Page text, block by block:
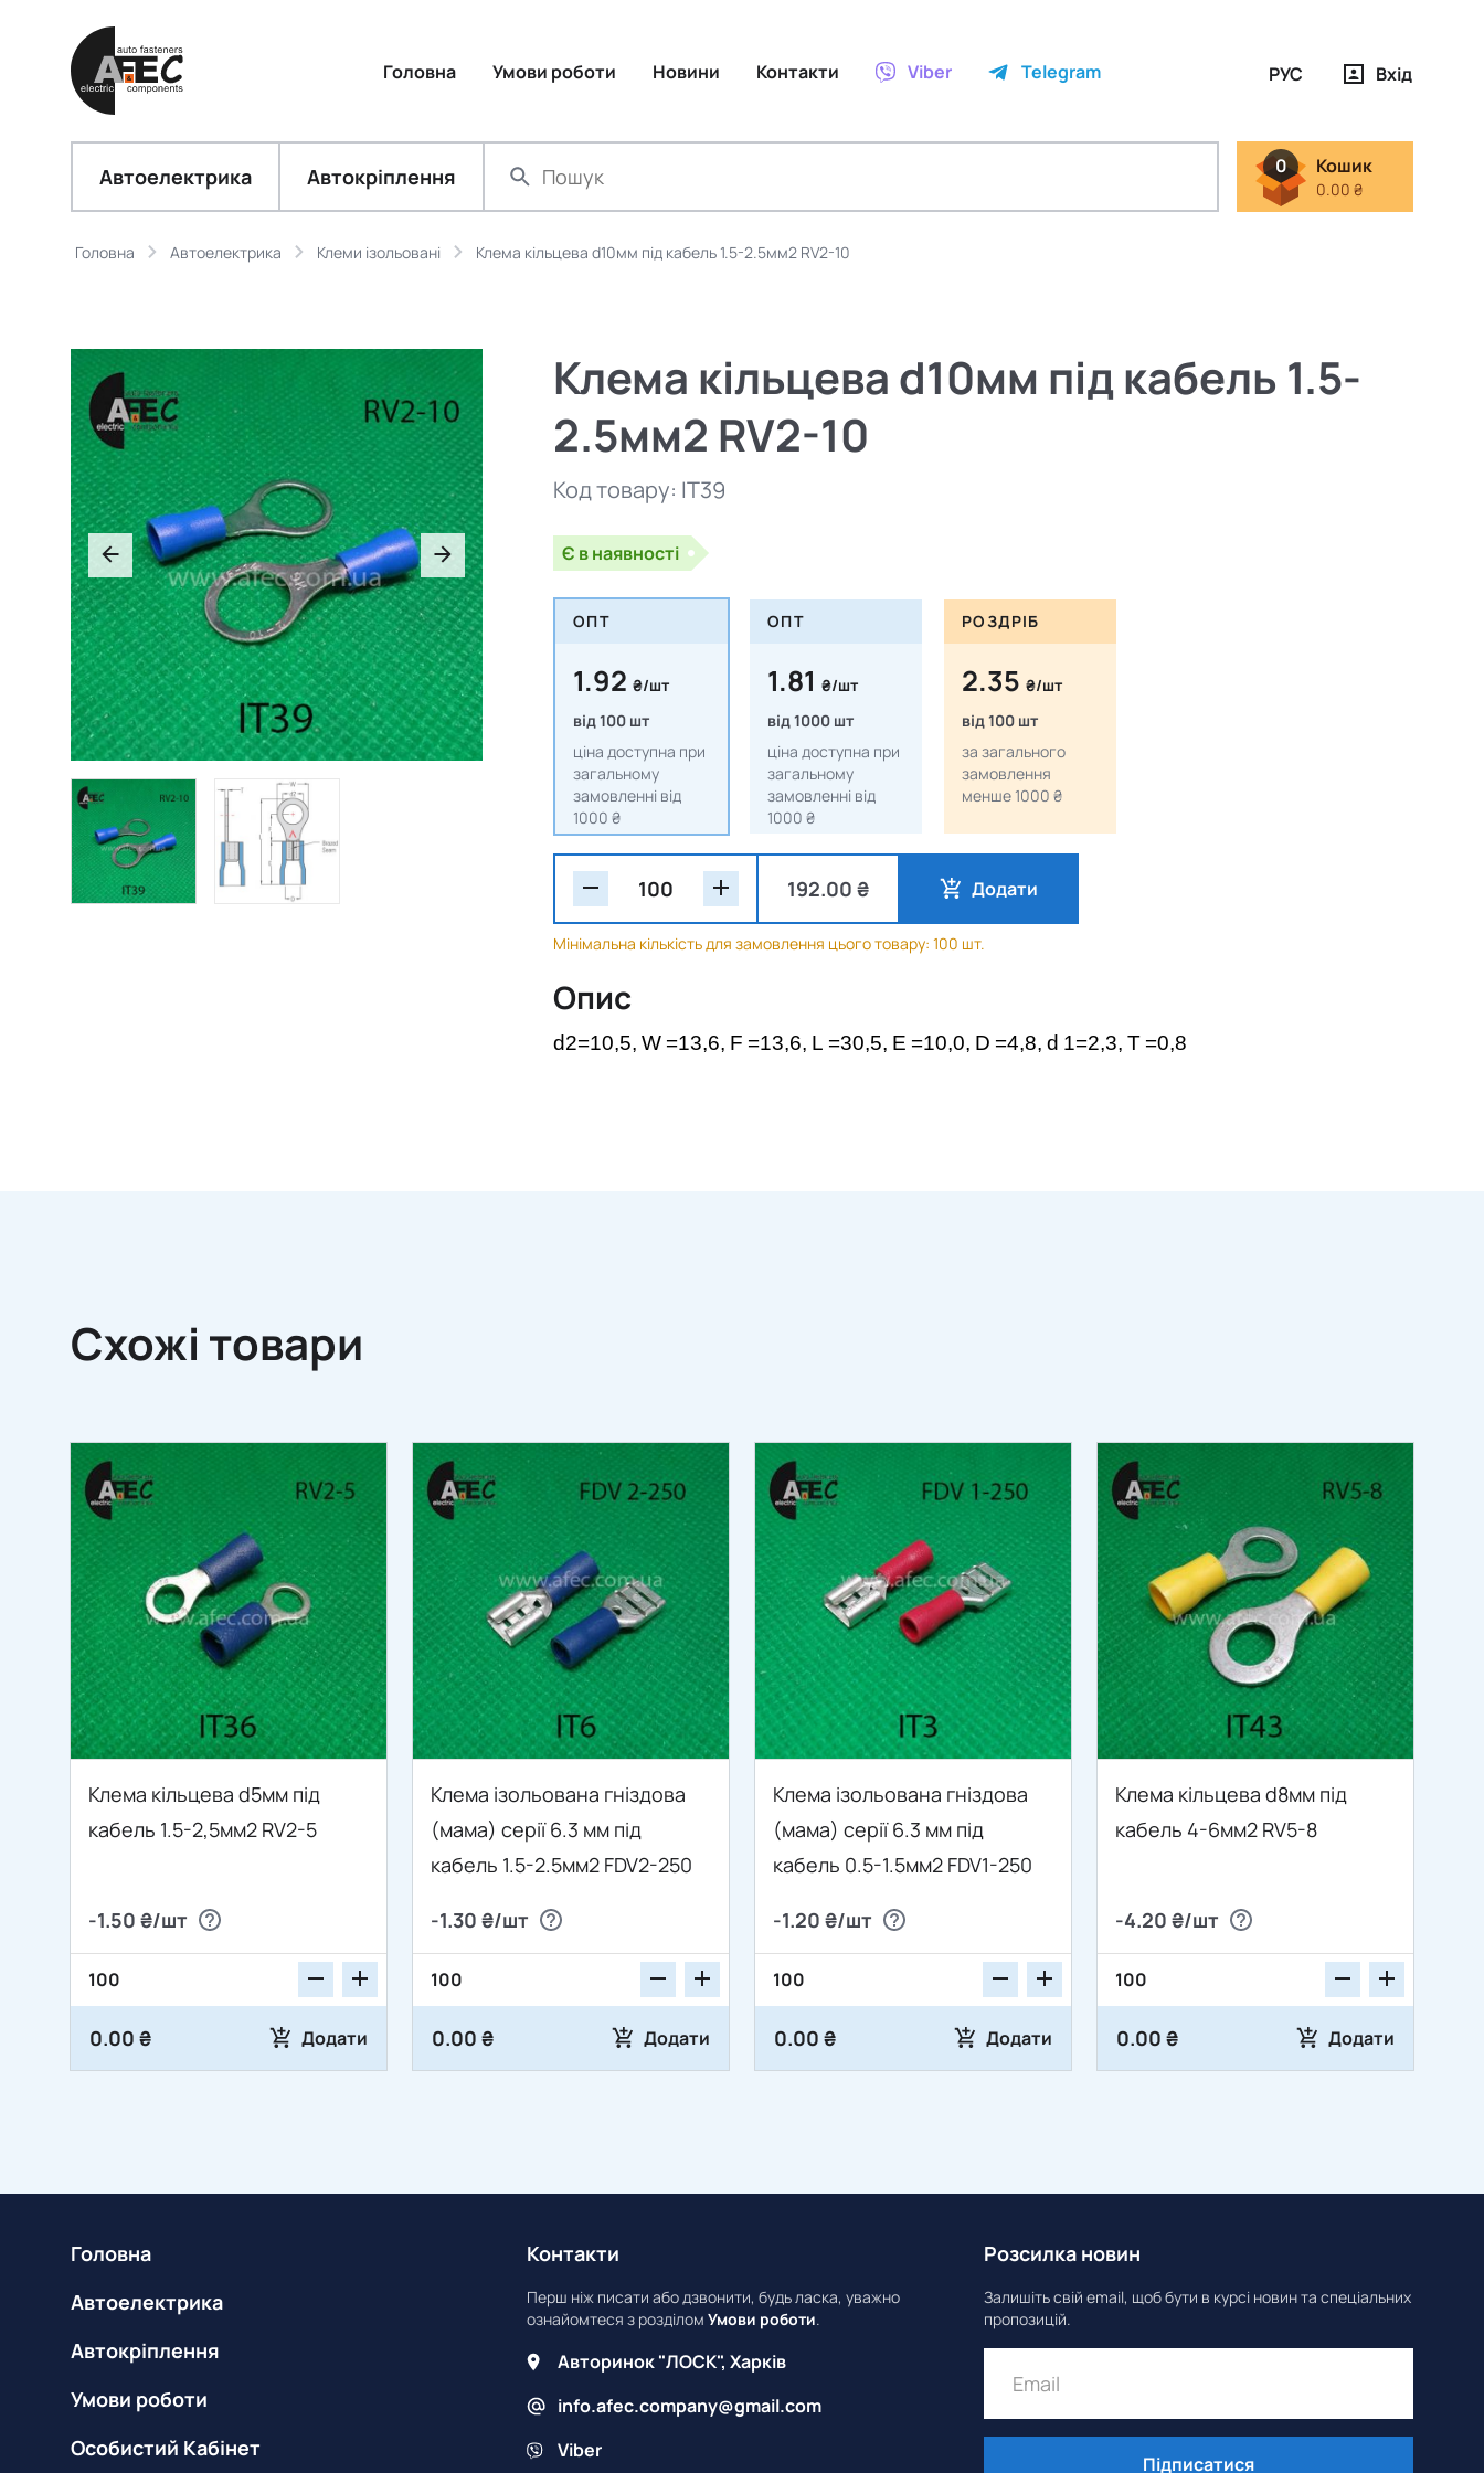
Головна Умови роботи Новини Контакти Viber Telegram РУС Вхід
Автоелектрика Автокріплення 0 Кошик
0.00 ₴
Головна Автоелектрика Клеми ізольовані Клема кільцева d10мм під кабель 1.5-2.5мм2 RV2-10
Клема кільцева d10мм під кабель 1.5-
2.5мм2 RV2-10
Код товару: IT39
Є в наявності
ОПТ
1.92₴/шт
від 100 шт
ціна доступна при
загальному
замовленні від
1000 ₴
ОПТ
1.81₴/шт
від 1000 шт
ціна доступна при
загальному
замовленні від
1000 ₴
РОЗДРІБ
2.35₴/шт
від 100 шт
за загального
замовлення
менше 1000 ₴
192.00 ₴ Додати
Мінімальна кількість для замовлення цього товару: 100 шт.
Опис
d2=10,5, W =13,6, F =13,6, L =30,5, E =10,0, D =4,8, d 1=2,3, T =0,8
Схожі товари
Клема кільцева d5мм під
кабель 1.5-2,5мм2 RV2-5
-1.50 ₴/шт
0.00 ₴ Додати
Клема ізольована гніздова
(мама) серії 6.3 мм під
кабель 1.5-2.5мм2 FDV2-250
-1.30 ₴/шт
0.00 ₴ Додати
Клема ізольована гніздова
(мама) серії 6.3 мм під
кабель 0.5-1.5мм2 FDV1-250
-1.20 ₴/шт
0.00 ₴ Додати
Клема кільцева d8мм під
кабель 4-6мм2 RV5-8
-4.20 ₴/шт
0.00 ₴ Додати
Головна
Автоелектрика
Автокріплення
Умови роботи
Особистий Кабінет
Контакти
Перш ніж писати або дзвонити, будь ласка, уважно
ознайомтеся з розділомУмови роботи.
Авторинок "ЛОСК", Харків
info.afec.company@gmail.com
Viber
Розсилка новин
Залишіть свій email, щоб бути в курсі новин та спеціальних
пропозицій.
Підписатися